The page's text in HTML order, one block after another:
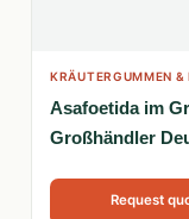
KRÄUTERGUMMEN &
Asafoetida im
Großhändler
Request